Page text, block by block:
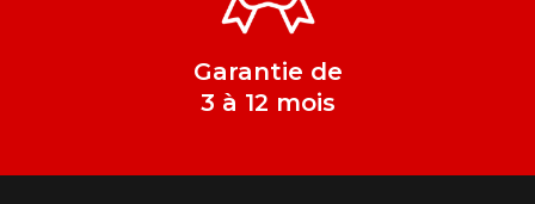
Garantie de
3 à 12 mois